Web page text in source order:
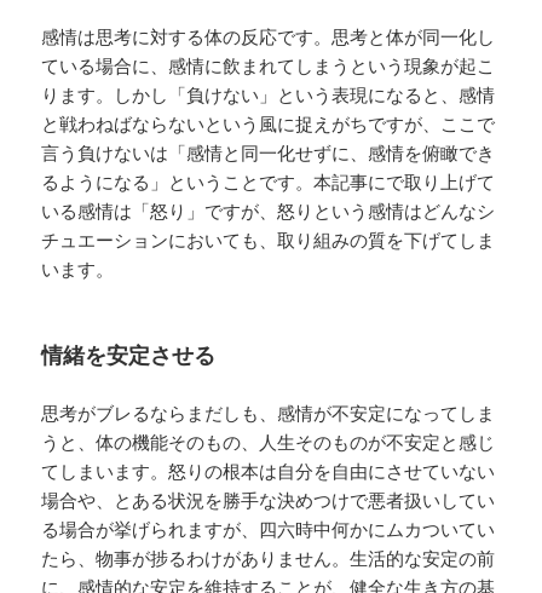
感情は思考に対する体の反応です。思考と体が同一化し
ている場合に、感情に飲まれてしまうという現象が起こ
ります。しかし「負けない」という表現になると、感情
と戦わねばならないという風に捉えがちですが、ここで
言う負けないは「感情と同一化せずに、感情を俯瞰でき
るようになる」ということです。本記事にで取り上げて
いる感情は「怒り」ですが、怒りという感情はどんなシ
チュエーションにおいても、取り組みの質を下げてしま
います。
情緒を安定させる
思考がブレるならまだしも、感情が不安定になってしま
うと、体の機能そのもの、人生そのものが不安定と感じ
てしまいます。怒りの根本は自分を自由にさせていない
場合や、とある状況を勝手な決めつけで悪者扱いしてい
る場合が挙げられますが、四六時中何かにムカついてい
たら、物事が捗るわけがありません。生活的な安定の前
に、感情的な安定を維持することが、健全な生き方の基